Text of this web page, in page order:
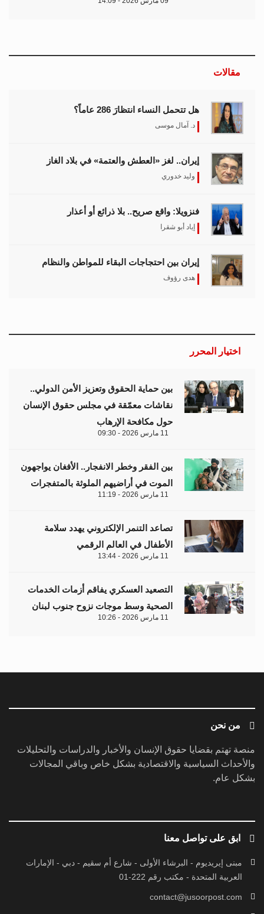
مقالات
هل تتحمل النساء انتظارَ 286 عاماً؟
د. آمال موسى
إيران.. لغز «العطش والعتمة» في بلاد الغاز
وليد خدوري
فنزويلا: واقع صريح.. بلا ذرائع أو أعذار
إياد أبو شقرا
إيران بين احتجاجات البقاء للمواطن والنظام
هدى رؤوف
اختيار المحرر
بين حماية الحقوق وتعزيز الأمن الدولي..
نقاشات معمّقة في مجلس حقوق الإنسان
حول مكافحة الإرهاب
11 مارس 2026 - 09:30
بين الفقر وخطر الانفجار.. الأفغان يواجهون
الموت في أراضيهم الملوثة بالمتفجرات
11 مارس 2026 - 11:19
تصاعد التنمر الإلكتروني يهدد سلامة
الأطفال في العالم الرقمي
11 مارس 2026 - 13:44
التصعيد العسكري يفاقم أزمات الخدمات
الصحية وسط موجات نزوح جنوب لبنان
11 مارس 2026 - 10:26
من نحن
منصة تهتم بقضايا حقوق الإنسان والأخبار والدراسات والتحليلات
والأحداث السياسية والاقتصادية بشكل خاص وباقي المجالات
بشكل عام.
ابق على تواصل معنا
مبنى إيريديوم - البرشاء الأولى - شارع أم سقيم - دبي - الإمارات
العربية المتحدة - مكتب رقم 222-01
contact@jusoorpost.com